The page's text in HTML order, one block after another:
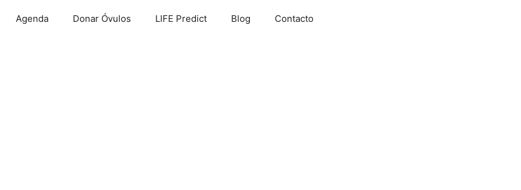
Agenda Donar Óvulos LIFE Predict Blog Contacto